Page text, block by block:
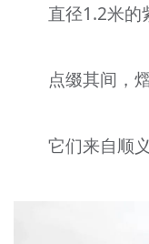
直径1.2米的
点缀其间，
它们来自顺